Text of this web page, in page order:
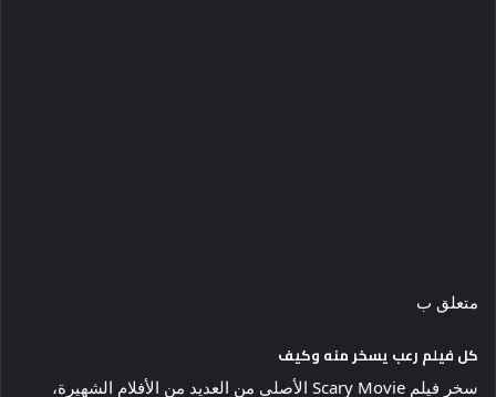
متعلق ب
كل فيلم رعب يسخر منه وكيف
سخر فيلم Scary Movie الأصلي من العديد من الأفلام الشهيرة،